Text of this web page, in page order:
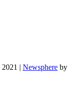
| Newsphere by